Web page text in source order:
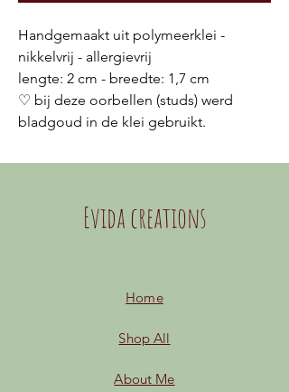
Handgemaakt uit polymeerklei -
nikkelvrij - allergievrij
lengte: 2 cm - breedte: 1,7 cm
♡ bij deze oorbellen (studs) werd
bladgoud in de klei gebruikt.
Evida creations
Home
Shop All
About Me